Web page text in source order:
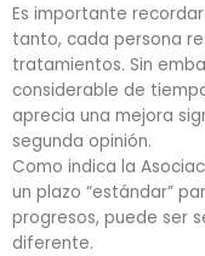
Es importante
tanto, cada persona
tratamientos. Sin
considerable de
aprecia una mejora
segunda opinión.
Como indica la
un plazo “estándar”
progresos, puede ser
diferente.